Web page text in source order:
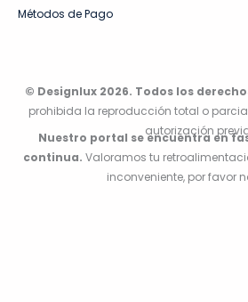
Métodos de Pago
© Designlux 2026. Todos los
prohibida la reproducción total o
autorización
Nuestro portal se encuentra en
continua. Valoramos tu
inconveniente, por favor